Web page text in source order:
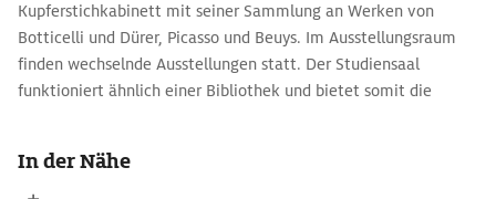
Kupferstichkabinett mit seiner Sammlung an Werken von
Botticelli und Dürer, Picasso und Beuys. Im Ausstellungsraum
finden wechselnde Ausstellungen statt. Der Studiensaal
funktioniert ähnlich einer Bibliothek und bietet somit die
In der Nähe